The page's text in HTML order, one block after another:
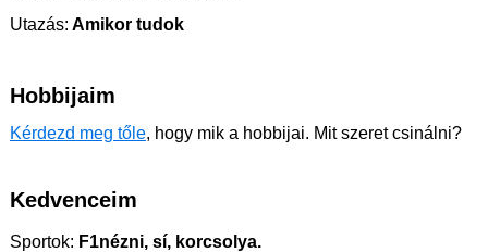
Utazás: Amikor tudok
Hobbijaim
Kérdezd meg tőle, hogy mik a hobbijai. Mit szeret csinálni?
Kedvenceim
Sportok: F1nézni, sí, korcsolya.